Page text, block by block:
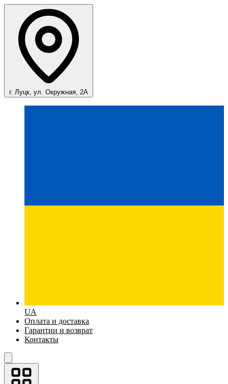
г. Луцк, ул. Окружная, 2А
UA
Оплата и доставка
Гарантии и возврат
Контакты